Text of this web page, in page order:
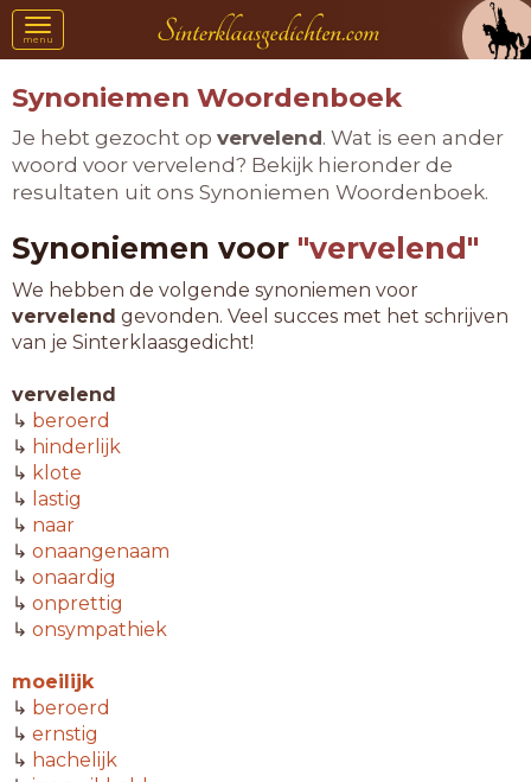
Toggle
navigation
menu
Synoniemen Woordenboek
Je hebt gezocht op vervelend. Wat is een ander
woord voor vervelend? Bekijk hieronder de
resultaten uit ons Synoniemen Woordenboek.
Synoniemen voor "vervelend"
We hebben de volgende synoniemen voor
vervelend gevonden. Veel succes met het schrijven
van je Sinterklaasgedicht!
vervelend
↳ beroerd
↳ hinderlijk
↳ klote
↳ lastig
↳ naar
↳ onaangenaam
↳ onaardig
↳ onprettig
↳ onsympathiek
moeilijk
↳ beroerd
↳ ernstig
↳ hachelijk